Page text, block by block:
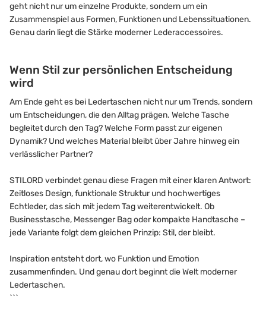
geht nicht nur um einzelne Produkte, sondern um ein
Zusammenspiel aus Formen, Funktionen und Lebenssituationen.
Genau darin liegt die Stärke moderner Lederaccessoires.
Wenn Stil zur persönlichen Entscheidung
wird
Am Ende geht es bei Ledertaschen nicht nur um Trends, sondern
um Entscheidungen, die den Alltag prägen. Welche Tasche
begleitet durch den Tag? Welche Form passt zur eigenen
Dynamik? Und welches Material bleibt über Jahre hinweg ein
verlässlicher Partner?
STILORD verbindet genau diese Fragen mit einer klaren Antwort:
Zeitloses Design, funktionale Struktur und hochwertiges
Echtleder, das sich mit jedem Tag weiterentwickelt. Ob
Businesstasche, Messenger Bag oder kompakte Handtasche –
jede Variante folgt dem gleichen Prinzip: Stil, der bleibt.
Inspiration entsteht dort, wo Funktion und Emotion
zusammenfinden. Und genau dort beginnt die Welt moderner
Ledertaschen.
```